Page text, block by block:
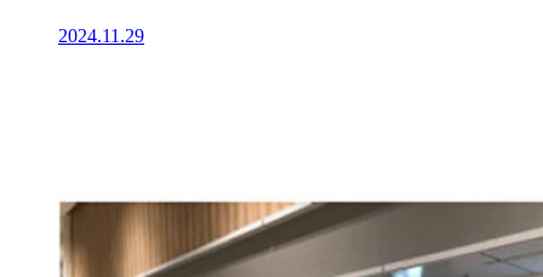
2024.11.29